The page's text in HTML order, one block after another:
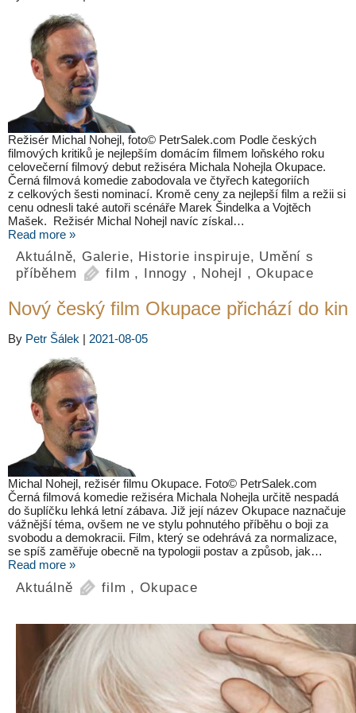
Režisér Michal Nohejl, foto© PetrSalek.com Podle českých
filmových kritiků je nejlepším domácím filmem loňského roku
celovečerní filmový debut režiséra Michala Nohejla Okupace.
Černá filmová komedie zabodovala ve čtyřech kategoriích
z celkových šesti nominací. Kromě ceny za nejlepší film a režii si
cenu odnesli také autoři scénáře Marek Šindelka a Vojtěch
Mašek. Režisér Michal Nohejl navíc získal…
Read more »
Aktuálně, Galerie, Historie inspiruje, Umění s
příběhem
film , Innogy , Nohejl ,Okupace
Nový český film Okupace přichází do kin
By Petr Šálek | 2021-08-05
Michal Nohejl, režisér filmu Okupace. Foto© PetrSalek.com
Černá filmová komedie režiséra Michala Nohejla určitě nespadá
do šuplíčku lehká letní zábava. Již její název Okupace naznačuje
vážnější téma, ovšem ne ve stylu pohnutého příběhu o boji za
svobodu a demokracii. Film, který se odehrává za normalizace,
se spíš zaměřuje obecně na typologii postav a způsob, jak…
Read more »
Aktuálně film ,Okupace